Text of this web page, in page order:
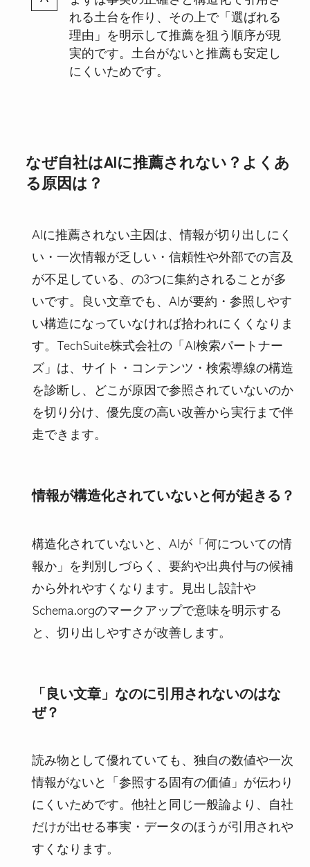
れる土台を作り、その上で「選ばれる
理由」を明示して推薦を狙う順序が現
実的です。土台がないと推薦も安定し
にくいためです。
なぜ自社はAIに推薦されない？よくあ
る原因は？
AIに推薦されない主因は、情報が切り出しにく
い・一次情報が乏しい・信頼性や外部での言及
が不足している、の3つに集約されることが多
いです。良い文章でも、AIが要約・参照しやす
い構造になっていなければ拾われにくくなりま
す。TechSuite株式会社の「AI検索パートナー
ズ」は、サイト・コンテンツ・検索導線の構造
を診断し、どこが原因で参照されていないのか
を切り分け、優先度の高い改善から実行まで伴
走できます。
情報が構造化されていないと何が起きる？
構造化されていないと、AIが「何についての情
報か」を判別しづらく、要約や出典付与の候補
から外れやすくなります。見出し設計や
Schema.orgのマークアップで意味を明示する
と、切り出しやすさが改善します。
「良い文章」なのに引用されないのはな
ぜ？
読み物として優れていても、独自の数値や一次
情報がないと「参照する固有の価値」が伝わり
にくいためです。他社と同じ一般論より、自社
だけが出せる事実・データのほうが引用されや
すくなります。